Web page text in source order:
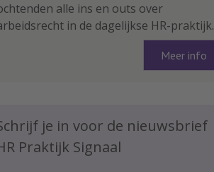
alle ins en outs over
in de dagelijkse HR-praktijk.
Meer info
je in voor de nieuwsbrief
Praktijk Signaal